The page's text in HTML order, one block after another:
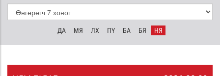
ДА МЯ ЛХ ПҮ БА БЯ НЯ